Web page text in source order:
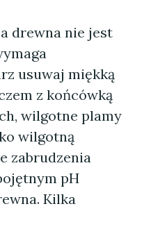
drewna nie jest
usuwaj miękką
z końcówką
wilgotne plamy
wilgotną
zabrudzenia
pH
Kilka